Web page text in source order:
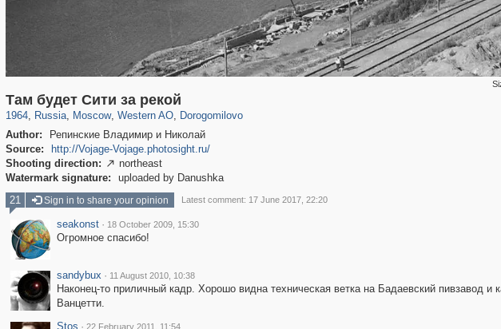
Там будет Сити за рекой
1964, Russia
1,406,336 29,243
, Moscow
319,780 8,286
, Western AO
27,129 310
, Dorogomilovo
6,082
Author:
Репинские Владимир и Николай
Source:
http://Vojage-Vojage.photosight.ru/
Shooting direction:  northeast
Watermark signature:
uploaded by Danushka
21 Sign in to share your opinion Latest comment: 17 June 2017, 22:20
seakonst · 18 October 2009, 15:30
Огромное спасибо!
sandybux · 11 August 2010, 10:38
Наконец-то приличный кадр. Хорошо видна техническая ветка на Бадаевский пивзавод
Ванцетти.
Stos · 22 February 2011, 11:54